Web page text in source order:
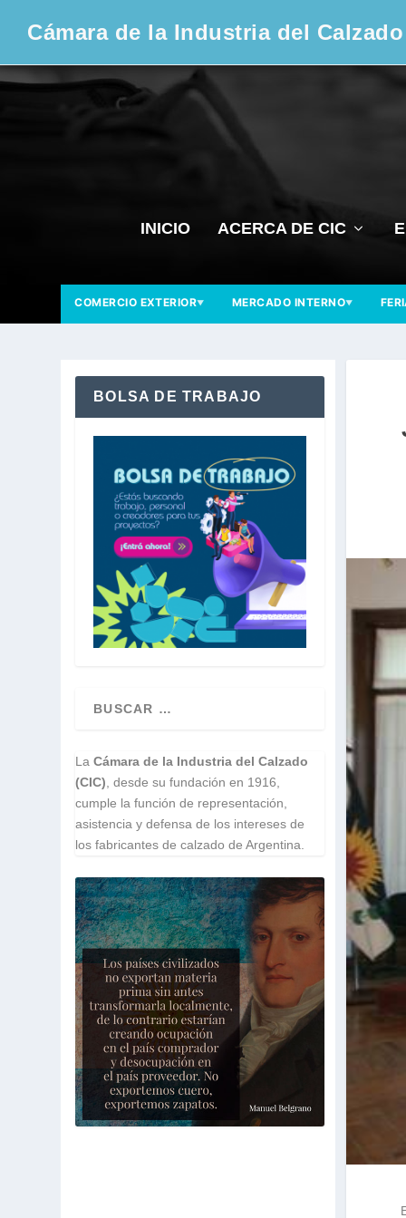
Cámara de la Industria del Calzado
INICIO ACERCA DE CIC
COMERCIO EXTERIOR▼ MERCADO INTERNO▼
BOLSA DE TRABAJO
LaCámara de la Industria del Calzado
(CIC), desde su fundación en 1916,
cumple la función de representación,
asistencia y defensa de los intereses de
los fabricantes de calzado de Argentina.